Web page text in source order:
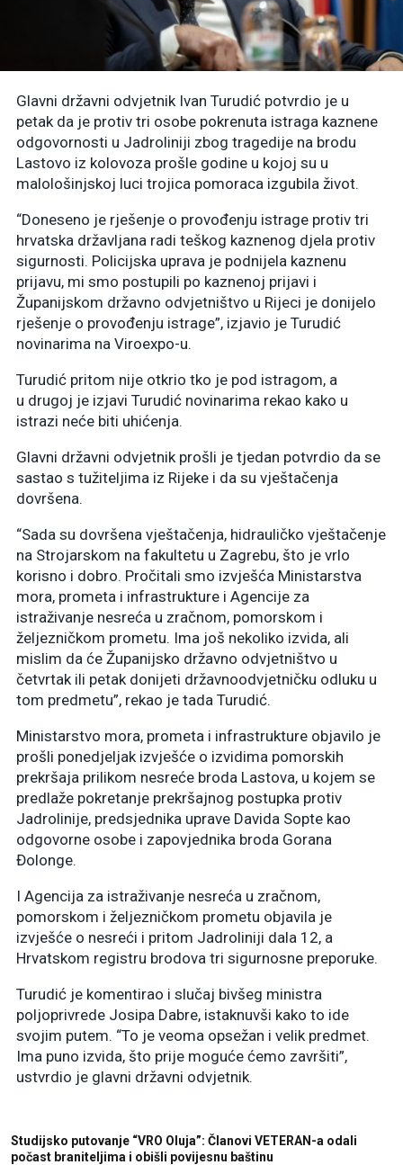
Glavni državni odvjetnik Ivan Turudić potvrdio je u
petak da je protiv tri osobe pokrenuta istraga kaznene
odgovornosti u Jadroliniji zbog tragedije na brodu
Lastovo iz kolovoza prošle godine u kojoj su u
malološinjskoj luci trojica pomoraca izgubila život.
“Doneseno je rješenje o provođenju istrage protiv tri
hrvatska državljana radi teškog kaznenog djela protiv
sigurnosti. Policijska uprava je podnijela kaznenu
prijavu, mi smo postupili po kaznenoj prijavi i
Županijskom državno odvjetništvo u Rijeci je donijelo
rješenje o provođenju istrage”, izjavio je Turudić
novinarima na Viroexpo-u.
Turudić pritom nije otkrio tko je pod istragom, a
u drugoj je izjavi Turudić novinarima rekao kako u
istrazi neće biti uhićenja.
Glavni državni odvjetnik prošli je tjedan potvrdio da se
sastao s tužiteljima iz Rijeke i da su vještačenja
dovršena.
“Sada su dovršena vještačenja, hidrauličko vještačenje
na Strojarskom na fakultetu u Zagrebu, što je vrlo
korisno i dobro. Pročitali smo izvješća Ministarstva
mora, prometa i infrastrukture i Agencije za
istraživanje nesreća u zračnom, pomorskom i
željezničkom prometu. Ima još nekoliko izvida, ali
mislim da će Županijsko državno odvjetništvo u
četvrtak ili petak donijeti državnoodvjetničku odluku u
tom predmetu”, rekao je tada Turudić.
Ministarstvo mora, prometa i infrastrukture objavilo je
prošli ponedjeljak izvješće o izvidima pomorskih
prekršaja prilikom nesreće broda Lastova, u kojem se
predlaže pokretanje prekršajnog postupka protiv
Jadrolinije, predsjednika uprave Davida Sopte kao
odgovorne osobe i zapovjednika broda Gorana
Đolonge.
I Agencija za istraživanje nesreća u zračnom,
pomorskom i željezničkom prometu objavila je
izvješće o nesreći i pritom Jadroliniji dala 12, a
Hrvatskom registru brodova tri sigurnosne preporuke.
Turudić je komentirao i slučaj bivšeg ministra
poljoprivrede Josipa Dabre, istaknuvši kako to ide
svojim putem. “To je veoma opsežan i velik predmet.
Ima puno izvida, što prije moguće ćemo završiti”,
ustvrdio je glavni državni odvjetnik.
Studijsko putovanje “VRO Oluja”: Članovi VETERAN-a odali
počast braniteljima i obišli povijesnu baštinu